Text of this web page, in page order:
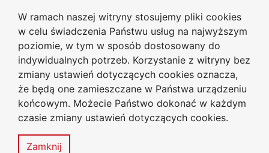
W ramach naszej witryny stosujemy pliki cookies
w celu świadczenia Państwu usług na najwyższym
poziomie, w tym w sposób dostosowany do
indywidualnych potrzeb. Korzystanie z witryny bez
zmiany ustawień dotyczących cookies oznacza,
że będą one zamieszczane w Państwa urządzeniu
końcowym. Możecie Państwo dokonać w każdym
czasie zmiany ustawień dotyczących cookies.
Zamknij
Przejdź do głównego menu
Przejdź do treści
Przejdź do wyszukiwarki
Przejdź do mapy serwisu
Uniwersytet
Jana Długosza w Częstochowie
Biuro Karier
Deklaracja
dostępności
Mapa
serwisu
MENU